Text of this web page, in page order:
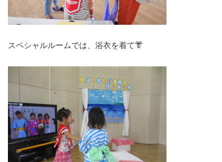
スペシャルルームでは、浴衣を着て👘